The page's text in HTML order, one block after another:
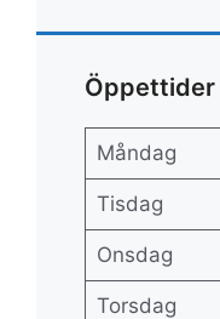
Öppettider
Måndag
Tisdag
Onsdag
Torsdag